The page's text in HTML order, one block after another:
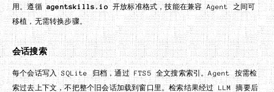
用。遵循agentskills.io开放标准格式，技能在兼容 Agent 之间可
移植，无需转换步骤。
会话搜索
每个会话写入 SQLite 归档，通过 FTS5 全文搜索索引。Agent 按需检
索过去上下文，不把整个旧会话加载到窗口里。检索结果经过 LLM 摘要后